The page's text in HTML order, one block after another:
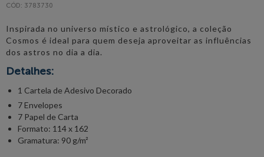
CÓD: 3783730
Inspirada no universo místico e astrológico, a coleção
Cosmos é ideal para quem deseja aproveitar as influências
dos astros no dia a dia.
Detalhes:
1 Cartela de Adesivo Decorado
7 Envelopes
7 Papel de Carta
Formato: 114 x 162
Gramatura: 90 g/m²